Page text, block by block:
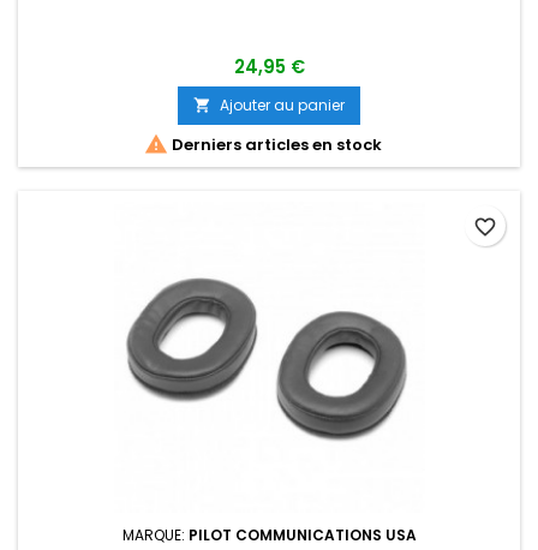
24,95 €
 Ajouter au panier
 Derniers articles en stock
MARQUE: PILOT COMMUNICATIONS USA
favorite_border